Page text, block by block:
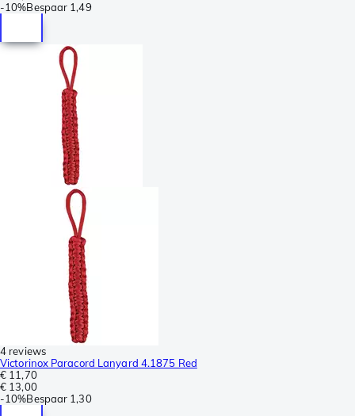
-10%Bespaar 1,49
4 reviews
Victorinox Paracord Lanyard 4.1875 Red
€ 11,70
€ 13,00
-10%Bespaar 1,30